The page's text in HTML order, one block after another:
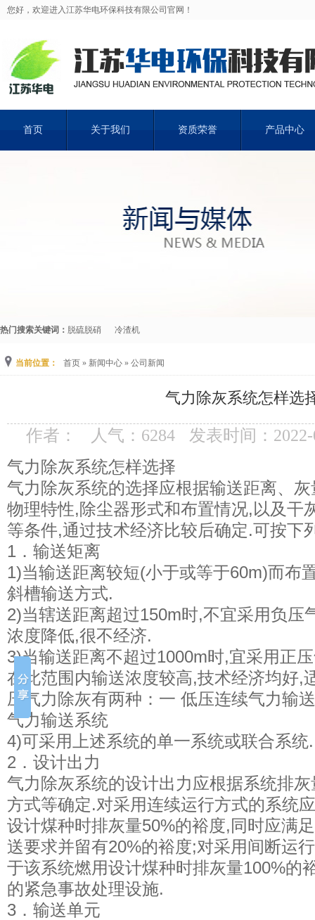
您好，欢迎进入江苏华电环保科技有限公司官网！
首页 关于我们 资质荣誉 产品中心
热门搜索关键词： 脱硫脱硝 冷渣机
当前位置： 首页 » 新闻中心 » 公司新闻
气力除灰系统怎样选
作者： 人气： 6284
发表时间：
气力除灰系统怎样选择
气力除灰系统的选择应根据输送距离、
物理特性,除尘器形式和布置情况,以及干
等条件,通过技术经济比较后确定.可按下
1．输送矩离
1)当输送距离较短(小于或等于60m)而布
斜槽输送方式.
2)当辖送距离超过150m时,不宜采用负压
浓度降低,很不经济.
3)当输送距离不超过1000m时,宜采用正
在此范围内输送浓度较高,技术经济均好,
压气力除灰有两种：一 低压连续气力输
气力输送系统
4)可采用上述系统的单一系统或联合系统.
2．设计出力
气力除灰系统的设计出力应根据系统排
方式等确定.对采用连续运行方式的系统
设计煤种时排灰量50%的裕度,同时应满
送要求并留有20%的裕度;对采用间断运
于该系统燃用设计煤种时排灰量100%的
的紧急事故处理设施.
3．输送单元